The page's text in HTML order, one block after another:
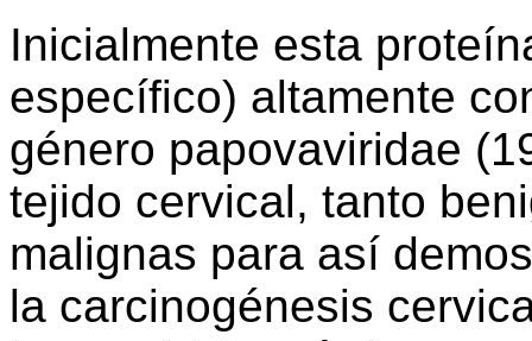
Inicialmente esta
específico) altamente
género papovaviridae
tejido cervical, tanto
malignas para así
la carcinogénesis